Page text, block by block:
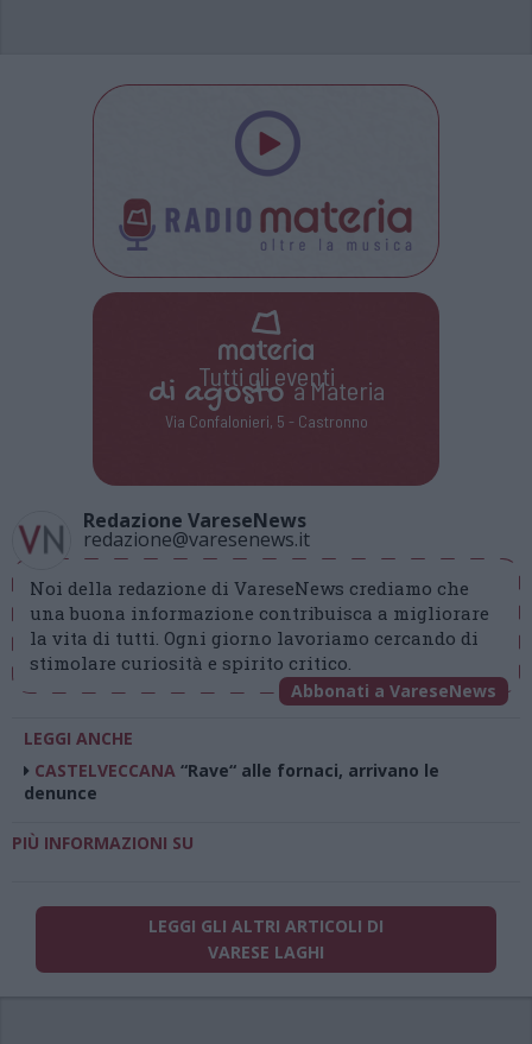
Tutti gli eventi
di agostoa Materia
Via Confalonieri, 5 - Castronno
Redazione VareseNews
redazione@varesenews.it
Noi della redazione di VareseNews crediamo che
una buona informazione contribuisca a migliorare
la vita di tutti. Ogni giorno lavoriamo cercando di
stimolare curiosità e spirito critico.
Abbonati a VareseNews
LEGGI ANCHE
CASTELVECCANA “Rave“ alle fornaci, arrivano le
denunce
PIÙ INFORMAZIONI SU
LEGGI GLI ALTRI ARTICOLI DI
VARESE LAGHI